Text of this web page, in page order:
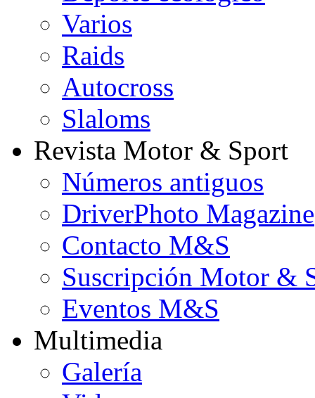
Varios
Raids
Autocross
Slaloms
Revista Motor & Sport
Números antiguos
DriverPhoto Magazine
Contacto M&S
Suscripción Motor &
Eventos M&S
Multimedia
Galería